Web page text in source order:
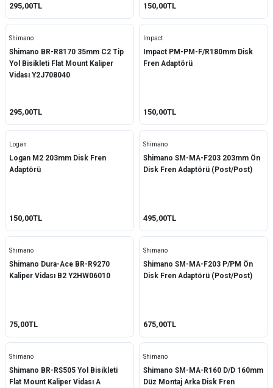
295,00TL 150,00TL
Shimano
Shimano BR-R8170 35mm C2 Tip
Yol Bisikleti Flat Mount Kaliper
Vidası Y2J708040
295,00TL
Impact
Impact PM-PM-F/R180mm Disk
Fren Adaptörü
150,00TL
Logan
Logan M2 203mm Disk Fren
Adaptörü
150,00TL
Shimano
Shimano SM-MA-F203 203mm Ön
Disk Fren Adaptörü (Post/Post)
495,00TL
Shimano
Shimano Dura-Ace BR-R9270
Kaliper Vidası B2 Y2HW06010
75,00TL
Shimano
Shimano SM-MA-F203 P/PM Ön
Disk Fren Adaptörü (Post/Post)
675,00TL
Shimano
Shimano BR-RS505 Yol Bisikleti
Flat Mount Kaliper Vidası A
Shimano
Shimano SM-MA-R160 D/D 160mm
Düz Montaj Arka Disk Fren